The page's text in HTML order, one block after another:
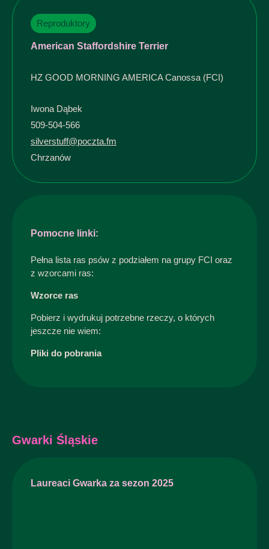
Reproduktory
American Staffordshire Terrier
HZ GOOD MORNING AMERICA Canossa (FCI)
Iwona Dąbek
509-504-566
silverstuff@poczta.fm
Chrzanów
Pomocne linki:
Pełna lista ras psów z podziałem na grupy FCI oraz
z wzorcami ras:
Wzorce ras
Pobierz i wydrukuj potrzebne rzeczy, o których
jeszcze nie wiem:
Pliki do pobrania
Gwarki Śląskie
Laureaci Gwarka za sezon 2025